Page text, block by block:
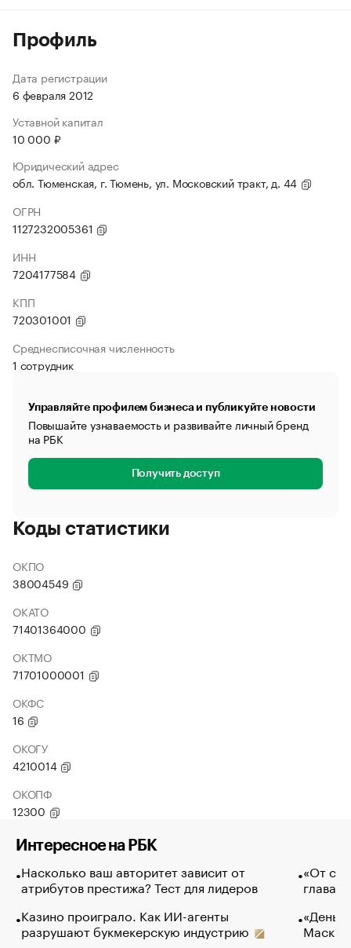
Профиль
Дата регистрации
6 февраля 2012
Уставной капитал
10 000 ₽
Юридический адрес
обл. Тюменская, г. Тюмень, ул. Московский тракт, д. 44
ОГРН
1127232005361
ИНН
7204177584
КПП
720301001
Среднесписочная численность
1 сотрудник
Управляйте профилем бизнеса и публикуйте новости
Повышайте узнаваемость и развивайте личный бренд
на РБК
Получить доступ
Коды статистики
ОКПО
38004549
ОКАТО
71401364000
ОКТМО
71701000001
ОКФС
16
ОКОГУ
4210014
ОКОПФ
12300
Интересное на РБК
Насколько ваш авторитет зависит от
атрибутов престижа? Тест для лидеров
Казино проиграло. Как ИИ-агенты
разрушают букмекерскую индустрию
«От
глава
Маск в